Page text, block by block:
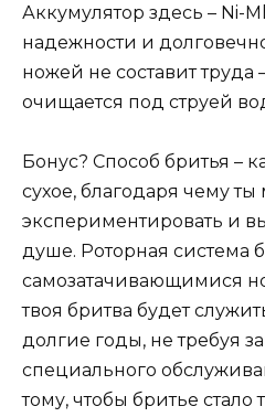
Аккумулятор здесь – Ni-
надежности и
ножей не составит труда
очищается под струей
Бонус? Способ бритья –
сухое, благодаря чему
экспериментировать и
душе. Роторная система
самозатачивающимися
твоя бритва будет
долгие годы, не требуя
специального
тому, чтобы бритье